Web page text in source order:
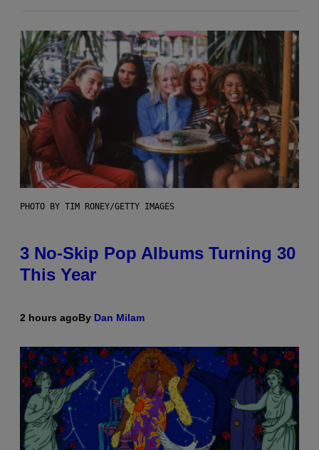
PHOTO BY TIM RONEY/GETTY IMAGES
3 No-Skip Pop Albums Turning 30
This Year
2 hours agoBy Dan Milam